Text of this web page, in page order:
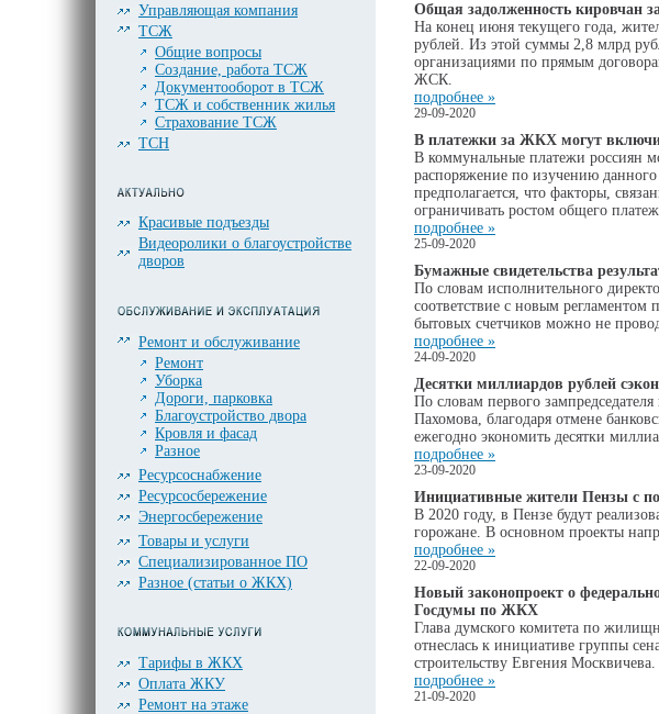
Управляющая компания
ТСЖ
Общие вопросы
Создание, работа ТСЖ
Документооборот в ТСЖ
ТСЖ и собственник жилья
Страхование ТСЖ
ТСН
Красивые подъезды
Видеоролики о благоустройстве
дворов
Ремонт и обслуживание
Ремонт
Уборка
Дороги, парковка
Благоустройство двора
Кровля и фасад
Разное
Ресурсоснабжение
Ресурсосбережение
Энергосбережение
Товары и услуги
Специализированное ПО
Разное (статьи о ЖКХ)
Тарифы в ЖКХ
Оплата ЖКУ
Ремонт на этаже
Общая задолженность кировчан
На конец июня текущего года,
рублей. Из этой суммы 2,8 млрд
организациями по прямым
ЖСК.
подробнее »
29-09-2020
В платежки за ЖКХ могут
В коммунальные платежи россиян
распоряжение по изучению
предполагается, что факторы,
ограничивать ростом общего
подробнее »
25-09-2020
Бумажные свидетельства
По словам исполнительного
соответствие с новым
бытовых счетчиков можно не
подробнее »
24-09-2020
Десятки миллиардов рублей
По словам первого
Пахомова, благодаря отмене
ежегодно экономить десятки
подробнее »
23-09-2020
Инициативные жители Пензы с
В 2020 году, в Пензе будут
горожане. В основном проекты
подробнее »
22-09-2020
Новый законопроект о
Госдумы по ЖКХ
Глава думского комитета по
отнеслась к инициативе группы
строительству Евгения Москвичева.
подробнее »
21-09-2020